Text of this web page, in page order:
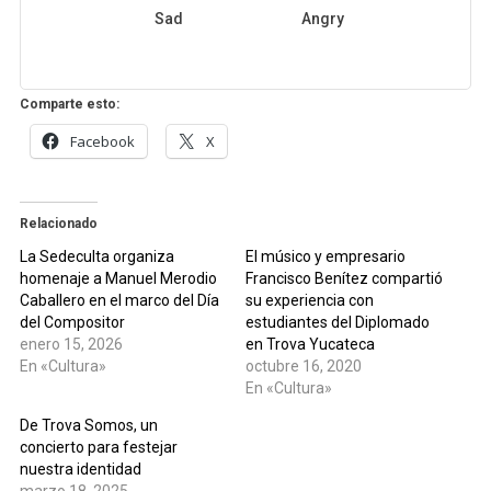
Sad Angry
Comparte esto:
Facebook X
Relacionado
La Sedeculta organiza
homenaje a Manuel Merodio
Caballero en el marco del Día
del Compositor
enero 15, 2026
En «Cultura»
El músico y empresario
Francisco Benítez compartió
su experiencia con
estudiantes del Diplomado
en Trova Yucateca
octubre 16, 2020
En «Cultura»
De Trova Somos, un
concierto para festejar
nuestra identidad